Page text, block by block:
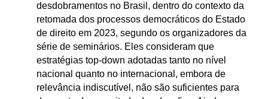
desdobramentos no Brasil, dentro do contexto da
retomada dos processos democráticos do Estado
de direito em 2023, segundo os organizadores da
série de seminários. Eles consideram que
estratégias top-down adotadas tanto no nível
nacional quanto no internacional, embora de
relevância indiscutível, não são suficientes para